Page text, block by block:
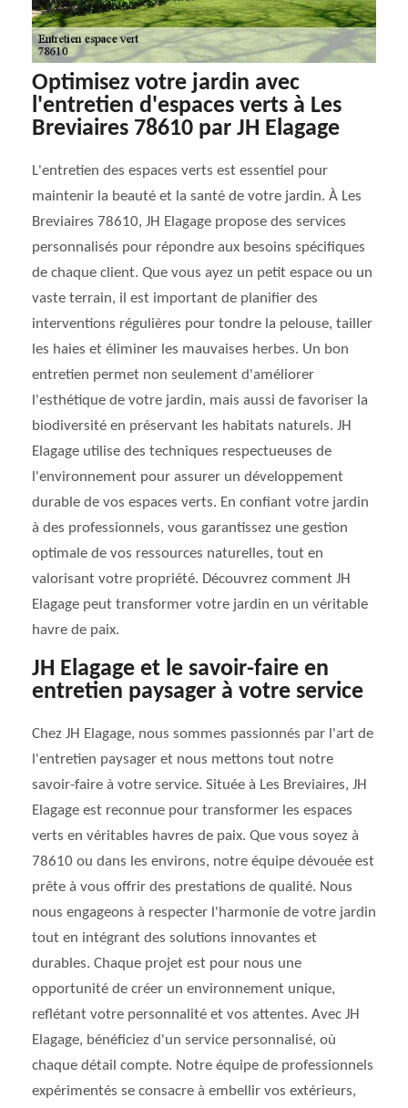
Optimisez votre jardin avec
l'entretien d'espaces verts à Les
Breviaires 78610 par JH Elagage
L'entretien des espaces verts est essentiel pour
maintenir la beauté et la santé de votre jardin. À Les
Breviaires 78610, JH Elagage propose des services
personnalisés pour répondre aux besoins spécifiques
de chaque client. Que vous ayez un petit espace ou un
vaste terrain, il est important de planifier des
interventions régulières pour tondre la pelouse, tailler
les haies et éliminer les mauvaises herbes. Un bon
entretien permet non seulement d'améliorer
l'esthétique de votre jardin, mais aussi de favoriser la
biodiversité en préservant les habitats naturels. JH
Elagage utilise des techniques respectueuses de
l'environnement pour assurer un développement
durable de vos espaces verts. En confiant votre jardin
à des professionnels, vous garantissez une gestion
optimale de vos ressources naturelles, tout en
valorisant votre propriété. Découvrez comment JH
Elagage peut transformer votre jardin en un véritable
havre de paix.
JH Elagage et le savoir-faire en
entretien paysager à votre service
Chez JH Elagage, nous sommes passionnés par l'art de
l'entretien paysager et nous mettons tout notre
savoir-faire à votre service. Située à Les Breviaires, JH
Elagage est reconnue pour transformer les espaces
verts en véritables havres de paix. Que vous soyez à
78610 ou dans les environs, notre équipe dévouée est
prête à vous offrir des prestations de qualité. Nous
nous engageons à respecter l'harmonie de votre jardin
tout en intégrant des solutions innovantes et
durables. Chaque projet est pour nous une
opportunité de créer un environnement unique,
reflétant votre personnalité et vos attentes. Avec JH
Elagage, bénéficiez d'un service personnalisé, où
chaque détail compte. Notre équipe de professionnels
expérimentés se consacre à embellir vos extérieurs,